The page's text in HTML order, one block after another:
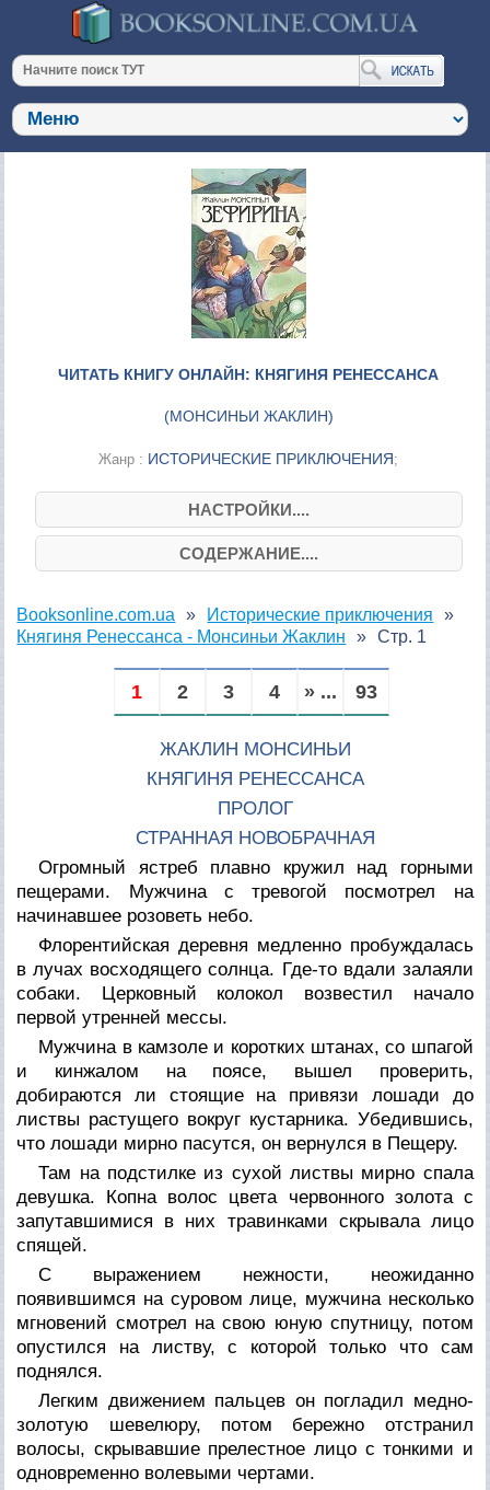
ЧИТАТЬ КНИГУ ОНЛАЙН: КНЯГИНЯ РЕНЕССАНСА
(МОНСИНЬИ ЖАКЛИН)
Жанр : ИСТОРИЧЕСКИЕ ПРИКЛЮЧЕНИЯ;
НАСТРОЙКИ....
СОДЕРЖАНИЕ....
Booksonline.com.ua
Исторические приключения
Княгиня Ренессанса - Монсиньи Жаклин
Стр. 1
1 2 3 4 » ... 93
ЖАКЛИН МОНСИНЬИ
КНЯГИНЯ РЕНЕССАНСА
ПРОЛОГ
СТРАННАЯ НОВОБРАЧНАЯ
Огромный ястреб плавно кружил над горными
пещерами. Мужчина с тревогой посмотрел на
начинавшее розоветь небо.
Флорентийская деревня медленно пробуждалась
в лучах восходящего солнца. Где-то вдали залаяли
собаки. Церковный колокол возвестил начало
первой утренней мессы.
Мужчина в камзоле и коротких штанах, со шпагой
и кинжалом на поясе, вышел проверить,
добираются ли стоящие на привязи лошади до
листвы растущего вокруг кустарника. Убедившись,
что лошади мирно пасутся, он вернулся в Пещеру.
Там на подстилке из сухой листвы мирно спала
девушка. Копна волос цвета червонного золота с
запутавшимися в них травинками скрывала лицо
спящей.
С выражением нежности, неожиданно
появившимся на суровом лице, мужчина несколько
мгновений смотрел на свою юную спутницу, потом
опустился на листву, с которой только что сам
поднялся.
Легким движением пальцев он погладил медно-
золотую шевелюру, потом бережно отстранил
волосы, скрывавшие прелестное лицо с тонкими и
одновременно волевыми чертами.